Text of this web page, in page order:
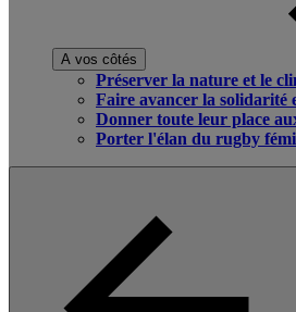
A vos côtés
Préserver la nature et le
Faire avancer la solidarité
Donner toute leur place
Porter l'élan du rugby